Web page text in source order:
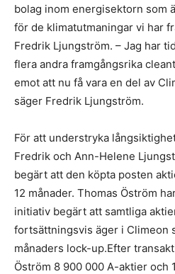
bolag inom energisektorn som
för de klimatutmaningar vi har
Fredrik Ljungström. – Jag har
flera andra framgångsrika
emot att nu få vara en del av
säger Fredrik Ljungström.
För att understryka
Fredrik och Ann-Helene
begärt att den köpta posten
12 månader. Thomas Öström
initiativ begärt att samtliga
fortsättningsvis äger i Climeon
månaders lock-up.Efter
Öström 8 900 000 A-aktier och